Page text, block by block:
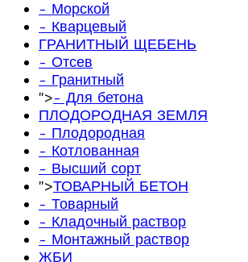
- Морской
- Кварцевый
ГРАНИТНЫЙ ЩЕБЕНЬ
- Отсев
- Гранитный
">- Для бетона
ПЛОДОРОДНАЯ ЗЕМЛЯ
- Плодородная
- Котлованная
- Высший сорт
">ТОВАРНЫЙ БЕТОН
- Товарный
- Кладочный раствор
- Монтажный раствор
ЖБИ